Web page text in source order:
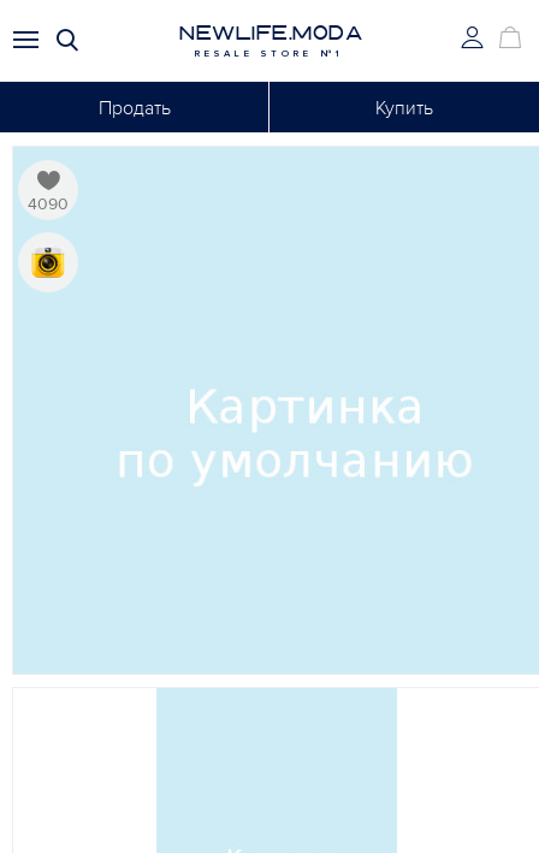
NEWLIFE.MODA
RESALE STORE №1
Продать Купить
4090